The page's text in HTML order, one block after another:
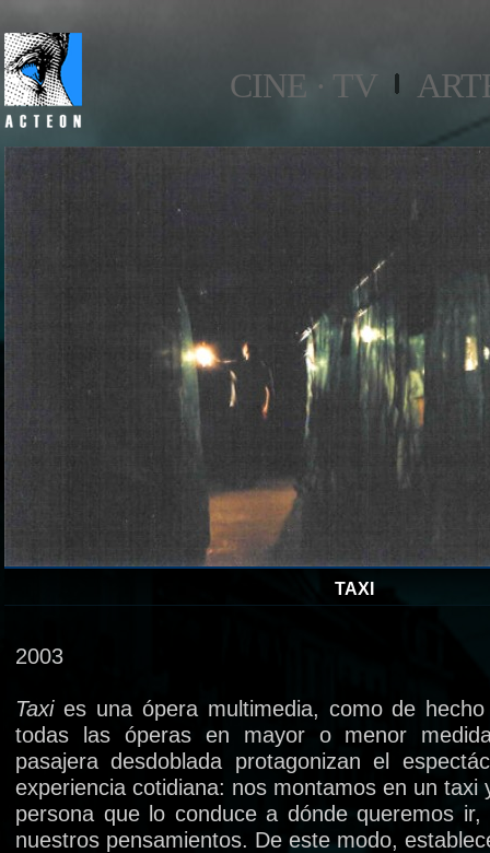
CINE · TV
TAXI
2003
Taxi es una ópera multimedia, como de
todas las óperas en mayor o menor
pasajera desdoblada protagonizan el
experiencia cotidiana: nos montamos en un taxi
persona que lo conduce a dónde queremos ir,
nuestros pensamientos. De este modo,